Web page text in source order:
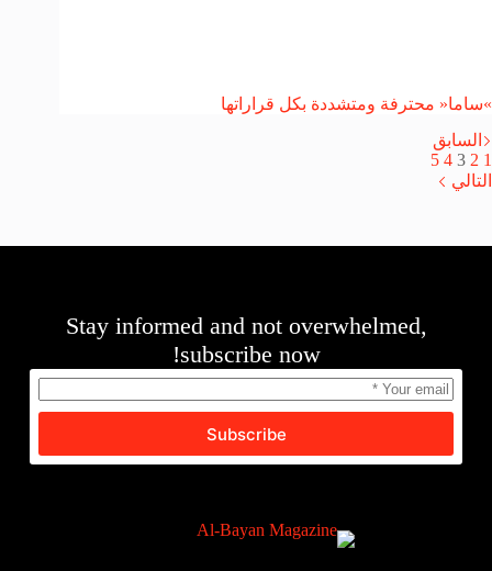
»ساما« محترفة ومتشددة بكل قراراتها
السابق
1
2
3
4
5
التالي
Stay informed and not overwhelmed,
subscribe now!
Subscribe